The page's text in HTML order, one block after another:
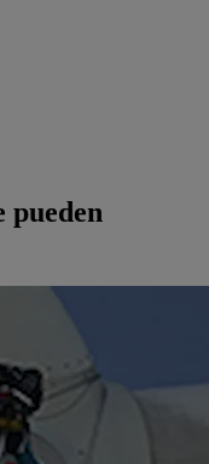
pueden